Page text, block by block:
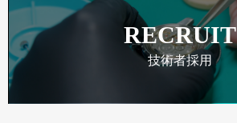
RECRUIT
技術者採用